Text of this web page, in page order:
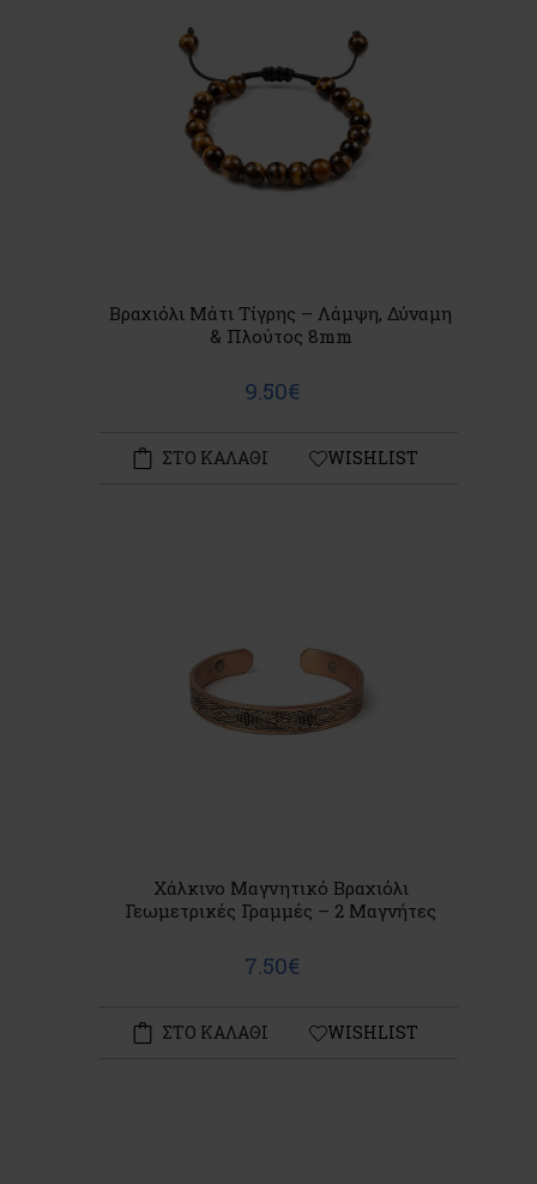
Βραχιόλι Μάτι Τίγρης – Λάμψη, Δύναμη
& Πλούτος 8mm
9.50€
ΣΤΟ ΚΑΛΑΘΙ WISHLIST
Χάλκινο Μαγνητικό Βραχιόλι
Γεωμετρικές Γραμμές – 2 Μαγνήτες
7.50€
ΣΤΟ ΚΑΛΑΘΙ WISHLIST